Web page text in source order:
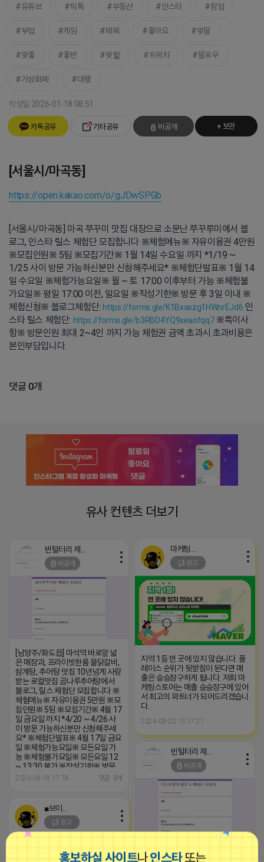
홍보하실 사이트나인스타또는
유튜브 틱톡 부동산 인스타 창업
부업 게임 페북 좋아요 맞팔
맞좋 좋반 맞핱 트위치 팔로우
가상화폐 대행
작성일 2026-01-18 08:51
카톡공유 기타공유 비공개 + 보관
[서울시/마곡동]
https://open.kakao.com/o/gJDwSPGb
[서울시/마곡동] 마곡 쭈꾸미 맛집 대장으로 소문난 쭈꾸루미에서 블
로그, 인스타 릴스 체험단 모집합니다 ※체험메뉴※ 자유이용권 4만원
※모집인원※ 5팀 ※모집기간※ 1월 14일 수요일 까지 *1/19 ~
1/25 사이 방문 가능하신분만 신청해주세요* ※체험단발표※ 1월 14
일 수요일 ※체험가능요일※ 월 ~ 토 17:00 이후부터 가능 ※체험불
가요일※ 평일 17:00 이전, 일요일 ※작성기한※ 방문 후 3일 이내 ※
체험신청※ 블로그체험단:https://forms.gle/K1Bxaxzg1HWnrEJd6 인
스타 릴스 체험단: https://forms.gle/b3RBD4YQ9xeaofqq7※특이사
항※ 방문인원 최대 2~4인 까지 가능 체험권 금액 초과시 초과비용은
본인부담입니다.
댓글 0개
유사 컨텐츠 더보기
비공개
[남양주/화도읍] 마석역 바로앞 넓
은 매장과, 프라이빗한룸 물닭갈비,
삼계탕, 추어탕 맛집 10년넘게 사랑
받는 로컬맛집 곰나루추어탕에서
블로그, 릴스 체험단 모집합니다 ※
체험메뉴※ 자유이용권 5만원 ※모
집인원※ 5팀 ※모집기간※ 4월 17
일 금요일 까지 *4/20 ~ 4/26 사
이 방문 가능하신분만 신청해주세
요* ※체험단발표※ 4월 17일 금요
일 ※체험가능요일※ 모든요일 가
능 ※체험불가요일※ 모든요일 12
~ 13:30 불가 ※작성기한※ 방문
후 3일 이내 ※체험신청※ 블로그체
릴스체험단
https://forms.gle/dawiYyEQZzDdqf8W8
※특이사항※ 방문인원 최대 4인 까
지 가능 체험권 금액 초과시 초과비
2026-04-18 17:18 댓글: 0개
광고
지역 1등 먼 곳에 있지 않습니다. 플
레이스 순위가 뒷받침이 된다면 매
출은 승승장구하게 됩니다. 저희 마
케팅스토어는 매출 승승장구에 있어
서 최고의 파트너가 되어드리겠습니
다.
2024-09-20 15:17:27
비공개
[거제시/고현동] 거제 최대 실내 공
광고